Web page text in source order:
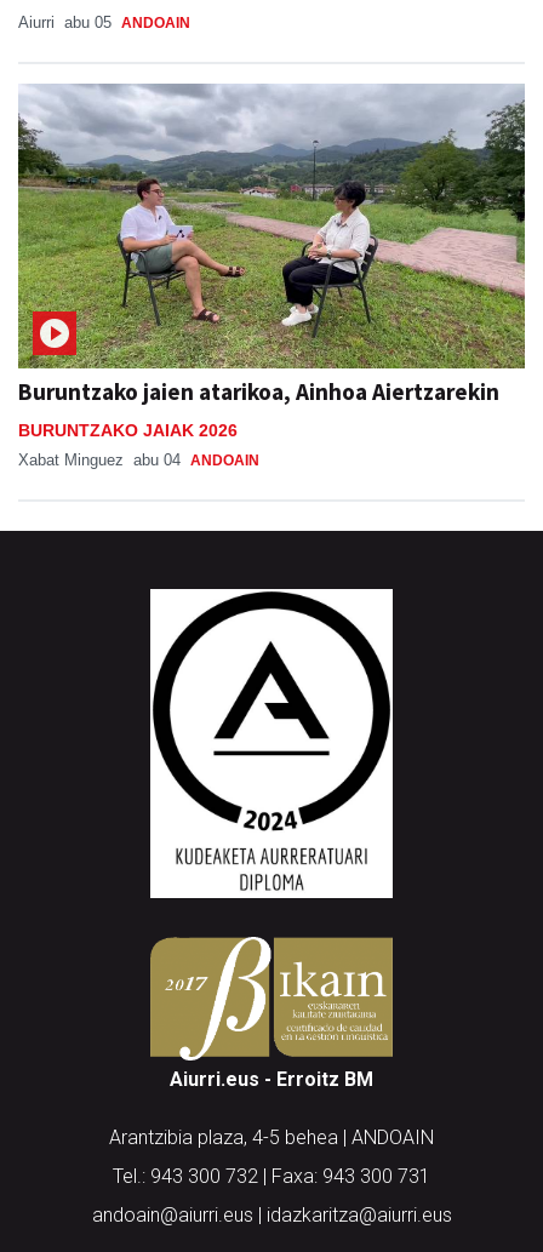
Aiurri abu 05 ANDOAIN
Buruntzako jaien atarikoa, Ainhoa Aiertzarekin
BURUNTZAKO JAIAK 2026
Xabat Minguez abu 04 ANDOAIN
Aiurri.eus - Erroitz BM
Arantzibia plaza, 4-5 behea | ANDOAIN
Tel.: 943 300 732 | Faxa: 943 300 731
andoain@aiurri.eus | idazkaritza@aiurri.eus